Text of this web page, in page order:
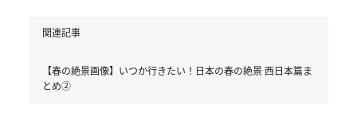
関連記事
【春の絶景画像】いつか行きたい！日本の春の絶景 西日本篇ま
とめ②